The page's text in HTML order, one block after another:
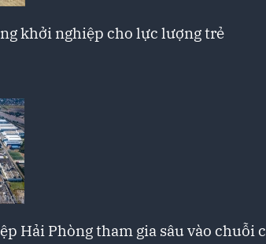
khởi nghiệp cho lực lượng trẻ
Hải Phòng tham gia sâu vào chuỗi